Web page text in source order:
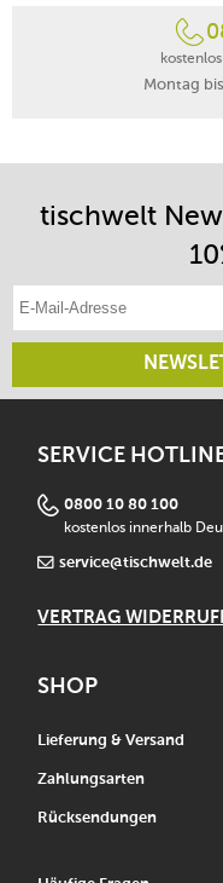
Montag
tischwelt
SERVICE
0800 10 80 100
kostenlos innerhalb
service@tischwelt.de
VERTRAG
SHOP
Lieferung & Versand
Zahlungsarten
Rücksendungen